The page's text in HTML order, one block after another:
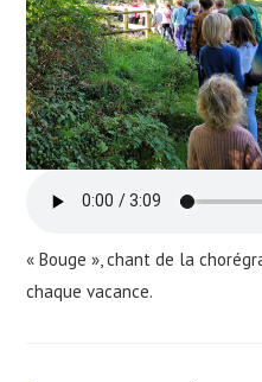
« Bouge », chant de la
chaque vacance.